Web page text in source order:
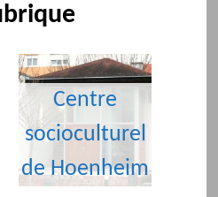
Centre
socioculturel
de Hoenheim